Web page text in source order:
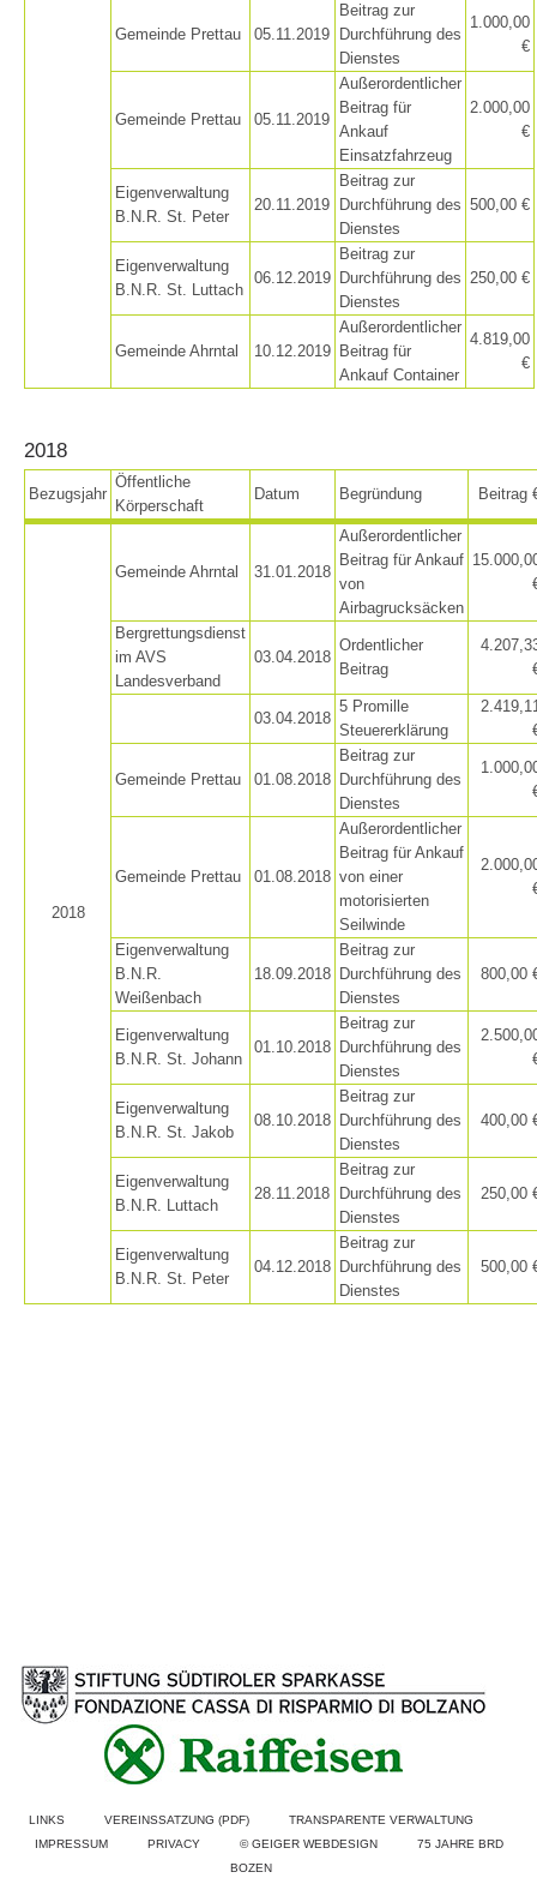
Gemeinde Prettau 05.11.2019
Beitrag zur
Durchführung des
Dienstes
1.000,00
€
Gemeinde Prettau 05.11.2019
Außerordentlicher
Beitrag für
Ankauf
Einsatzfahrzeug
2.000,00
€
Eigenverwaltung
B.N.R. St. Peter
20.11.2019
Beitrag zur
Durchführung des
Dienstes
500,00 €
Eigenverwaltung
B.N.R. St. Luttach
06.12.2019
Beitrag zur
Durchführung des
Dienstes
250,00 €
Gemeinde Ahrntal 10.12.2019
Außerordentlicher
Beitrag für
Ankauf Container
4.819,00
€
2018
Bezugsjahr
Öffentliche
Körperschaft
Datum Begründung Beitrag
2018
Gemeinde Ahrntal 31.01.2018
Außerordentlicher
Beitrag für Ankauf
von
Airbagrucksäcken
Bergrettungsdienst
im AVS
Landesverband
03.04.2018
Ordentlicher
Beitrag
03.04.2018
5 Promille
Steuererklärung
Gemeinde Prettau 01.08.2018
Beitrag zur
Durchführung des
Dienstes
Gemeinde Prettau 01.08.2018
Außerordentlicher
Beitrag für Ankauf
von einer
motorisierten
Seilwinde
Eigenverwaltung
B.N.R.
Weißenbach
18.09.2018
Beitrag zur
Durchführung des
Dienstes
800,00
Eigenverwaltung
B.N.R. St. Johann
01.10.2018
Beitrag zur
Durchführung des
Dienstes
Eigenverwaltung
B.N.R. St. Jakob
08.10.2018
Beitrag zur
Durchführung des
Dienstes
400,00
Eigenverwaltung
B.N.R. Luttach
28.11.2018
Beitrag zur
Durchführung des
Dienstes
250,00
Eigenverwaltung
B.N.R. St. Peter
04.12.2018
Beitrag zur
Durchführung des
Dienstes
500,00
LINKS VEREINSSATZUNG (PDF)
TRANSPARENTE VERWALTUNG
IMPRESSUM
PRIVACY © GEIGER WEBDESIGN
75 JAHRE BRD
BOZEN